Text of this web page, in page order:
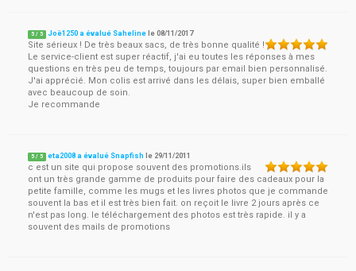
5 / 5 Joë1250 a évalué Saheline le08/11/2017
Site sérieux ! De très beaux sacs, de très bonne qualité !
Le service-client est super réactif, j'ai eu toutes les réponses à mes
questions en très peu de temps, toujours par email bien personnalisé.
J'ai apprécié. Mon colis est arrivé dans les délais, super bien emballé
avec beaucoup de soin.
Je recommande
5 / 5 eta2008 a évalué Snapfish le 29/11/2011
c est un site qui propose souvent des promotions.ils
ont un très grande gamme de produits pour faire des cadeaux pour la
petite famille, comme les mugs et les livres photos que je commande
souvent la bas et il est très bien fait. on reçoit le livre 2 jours après ce
n'est pas long. le téléchargement des photos est très rapide. il y a
souvent des mails de promotions